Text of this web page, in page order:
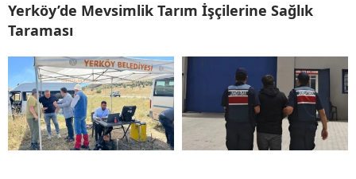
Yerköy’de Mevsimlik Tarım İşçilerine Sağlık
Taraması